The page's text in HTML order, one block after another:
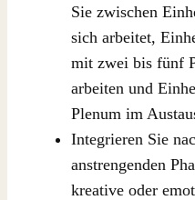
Sie zwischen
sich arbeitet,
mit zwei bis fünf
arbeiten und
Plenum im
Integrieren Sie
anstrengenden
kreative oder